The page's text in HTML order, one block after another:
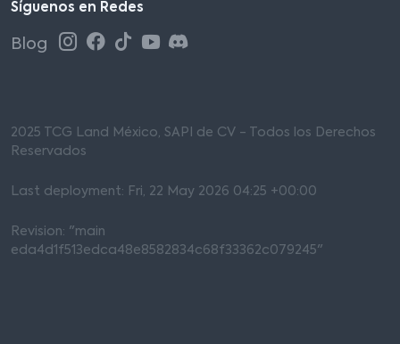
Síguenos en Redes
Blog
2025 TCG Land México, SAPI de CV - Todos los Derechos
Reservados
Last deployment: Fri, 22 May 2026 04:25 +00:00
Revision: "main
eda4d1f513edca48e8582834c68f33362c079245"